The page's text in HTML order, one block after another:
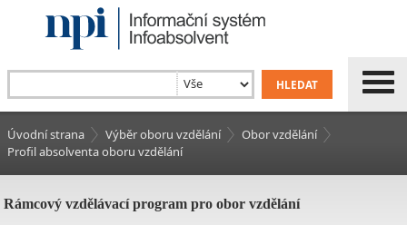
Úvodní strana Výběr oboru vzdělání
Obor vzdělání
Profil absolventa oboru vzdělání
Rámcový vzdělávací program pro obor vzdělání